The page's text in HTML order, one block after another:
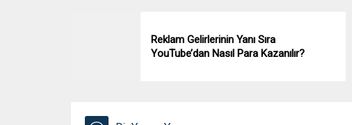
Reklam Gelirlerinin Yanı Sıra
YouTube’dan Nasıl Para Kazanılır?